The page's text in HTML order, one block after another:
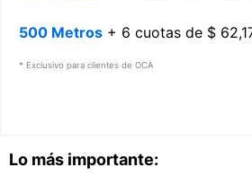
Lo más importante:
500 Metros + 6 cuotas de $
* Exclusivo para clientes de OCA